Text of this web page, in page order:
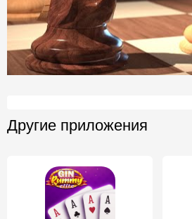
Другие приложения